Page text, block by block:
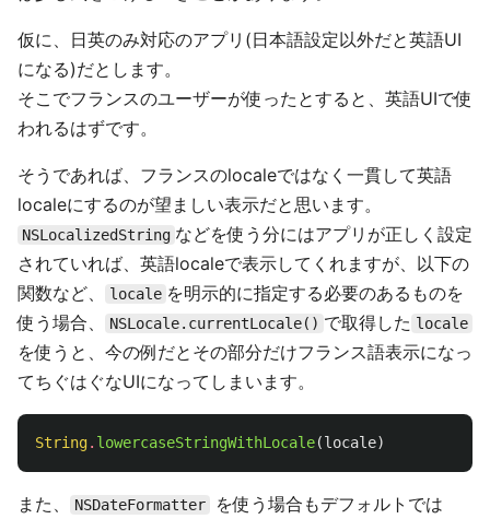
仮に、日英のみ対応のアプリ(日本語設定以外だと英語UI
になる)だとします。
そこでフランスのユーザーが使ったとすると、英語UIで使
われるはずです。
そうであれば、フランスのlocaleではなく一貫して英語
localeにするのが望ましい表示だと思います。
NSLocalizedString などを使う分にはアプリが正しく設定
されていれば、英語localeで表示してくれますが、以下の
関数など、
locale を明示的に指定する必要のあるものを
使う場合、
NSLocale.currentLocale() で取得した locale
を使うと、今の例だとその部分だけフランス語表示になっ
てちぐはぐなUIになってしまいます。
String. lowercaseStringWithLocale(locale)
また、 NSDateFormatter
を使う場合もデフォルトでは